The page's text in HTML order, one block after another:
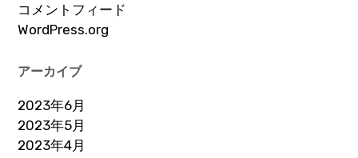
コメントフィード
WordPress.org
アーカイブ
2023年6月
2023年5月
2023年4月